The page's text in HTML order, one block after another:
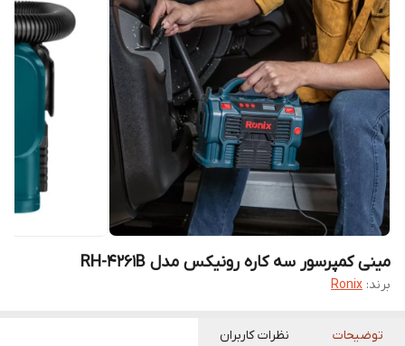
مینی کمپرسور سه کاره رونیکس مدل RH-4261B
برند: Ronix
توضیحات نظرات کاربران